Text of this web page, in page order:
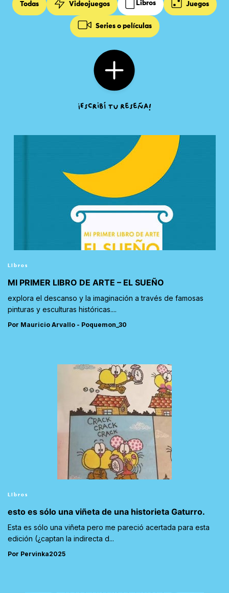
Todas Videojuegos Libros Juegos
Series o películas
Libros
MI PRIMER LIBRO DE ARTE – EL SUEÑO
explora el descanso y la imaginación a través de famosas
pinturas y esculturas históricas....
Por Mauricio Arvallo - Poquemon_30
Libros
esto es sólo una viñeta de una historieta Gaturro.
Esta es sólo una viñeta pero me pareció acertada para esta
edición (¿captan la indirecta d...
Por Pervinka2025